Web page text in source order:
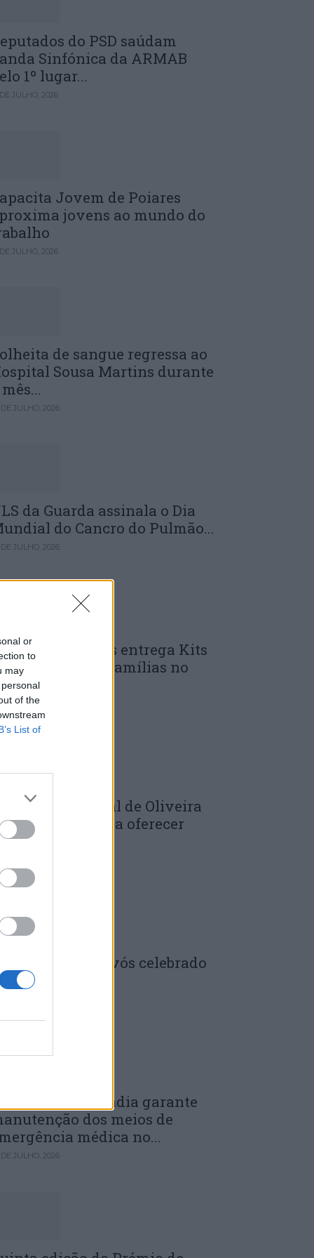
or
to
may
of the
List of
do PSD saúdam
Sinfónica da ARMAB
1º lugar...
JULHO, 2026
Jovem de Poiares
jovens ao mundo do
JULHO, 2026
de sangue regressa ao
Sousa Martins durante
JULHO, 2026
da Guarda assinala o Dia
do Cancro do Pulmão...
JULHO, 2026
de Góis entrega Kits
às famílias no
do...
JULHO, 2026
Câmara Municipal de Oliveira
Hospital volta a oferecer
cadernos de...
Penela: Dia dos Avós celebrado
comunidade
Município de Anadia garante
dos meios de
médica no...
JULHO, 2026